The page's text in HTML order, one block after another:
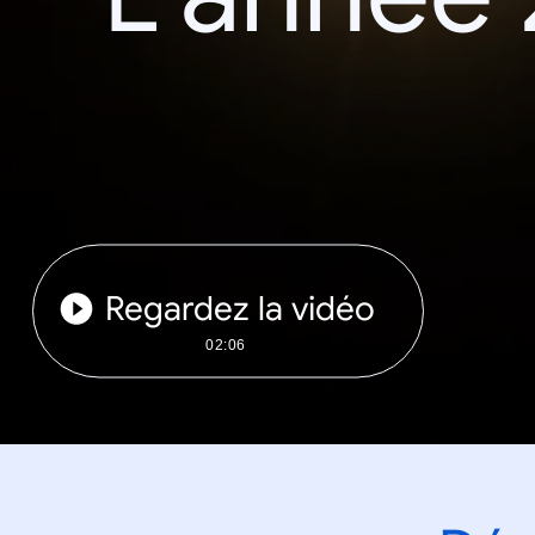
Regardez la vidéo
02:06